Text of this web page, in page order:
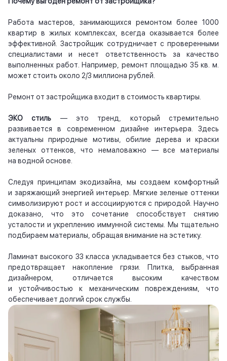
Работа мастеров, занимающихся ремонтом более 1000
квартир в жилых комплексах, всегда оказывается более
эффективной. Застройщик сотрудничает с проверенными
специалистами и несет ответственность за качество
выполненных работ. Например, ремонт площадью 35 кв. м.
может стоить около 2/3 миллиона рублей.
Ремонт от застройщика входит в стоимость квартиры.
ЭКО стиль — это тренд, который стремительно
развивается в современном дизайне интерьера. Здесь
актуальны природные мотивы, обилие дерева и краски
зеленых оттенков, что немаловажно — все материалы
на водной основе.
Следуя принципам экодизайна, мы создаем комфортный
и заряжающий энергией интерьер. Мягкие зеленые оттенки
символизируют рост и ассоциируются с природой. Научно
доказано, что это сочетание способствует снятию
усталости и укреплению иммунной системы. Мы тщательно
подбираем материалы, обращая внимание на эстетику.
Ламинат высокого 33 класса укладывается без стыков, что
предотвращает накопление грязи. Плитка, выбранная
дизайнером, отличается высоким качеством
и устойчивостью к механическим повреждениям, что
обеспечивает долгий срок службы.